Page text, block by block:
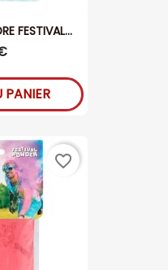
FESTIVAL...
PANIER
favorite_border